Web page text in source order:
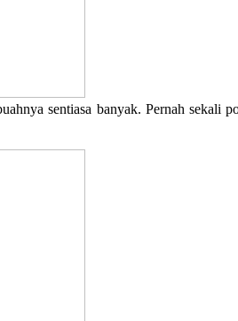
sentiasa banyak. Pernah sekali